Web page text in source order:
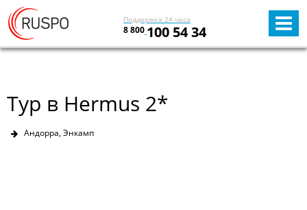
Поддержка 24 часа
8 800 100 54 34
Тур в Hermus 2*
Андорра, Энкамп